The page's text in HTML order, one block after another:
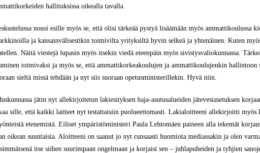
hallituksissa oikealla tavalla.
nousi esille myös se, että olisi tärkeää pystyä lisäämään myös ammattikoulussa
ja kansainvälisestikin toimivilta yrityksiltä hyvin selkeä ja yhtenäinen. Kuten
Näitä viestejä lupasin myös itsekin viedä eteenpäin myös sivistysvaliokunnassa.
toimivaksi ja myös se, että ammattikorkeakoulujen ja ammattikoulujenkin
sieltä missä tehdään ja nyt siis suoraan opetusministerillekin. Hyvä niin.
jätin nyt allekirjoitetun lakiesityksen haja-asutusalueiden jätevesiasetuksen
sille, että kaikki laitteet nyt testattaisiin puolueettomasti. Lakialoitteeni allekirjoitti myös
etenemistä. Eiliset ympäristöministeri Paula Lehtomäen paineen alla tekemät
oikean suuntaisia. Aloitteeni on saanut jo nyt runsaasti huomiota mediassakin ja olen
itse siihen suurimpaan ongelmaan ja korjaisi sen – juhlapuheiden ja tyhjien